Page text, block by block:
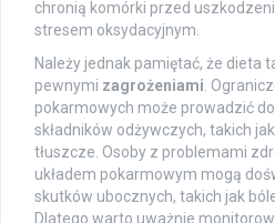
chronią komórki przed
stresem oksydacyjnym.
Należy jednak pamiętać, że dieta
pewnymi zagrożeniami .
pokarmowych może prowadzić
składników odżywczych, takich
tłuszcze. Osoby z problemami
układem pokarmowym mogą
skutków ubocznych, takich jak
Dlatego warto uważnie